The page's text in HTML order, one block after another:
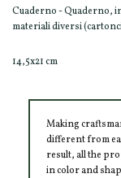
Cuaderno - Quaderno,
materiali diversi
14,5x21 cm
Making
different from
result, all the
in color and